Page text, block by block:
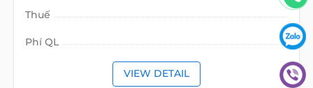
Thuế
Phí QL
VIEW DETAIL